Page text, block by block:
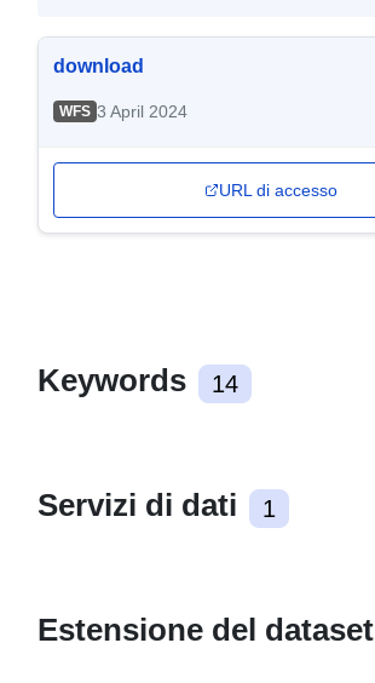
download
WFS 3 April 2024
URL di accesso
Keywords 14
Servizi di dati 1
Estensione del dataset